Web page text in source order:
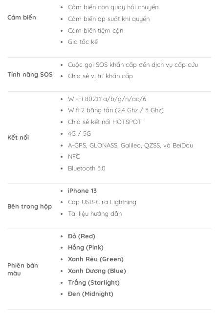
Cảm biến
Cảm biến con quay hồi chuyển
Cảm biến áp suất khí quyển
Cảm biến tiệm cận
Gia tốc kế
Tính năng SOS
Cuộc gọi SOS khẩn cấp đến dịch vụ cấp cứu
Chia sẻ vị trí khẩn cấp
Kết nối
Wi-Fi 802.11 a/b/g/n/ac/6
Wifi 2 băng tần (2.4 Ghz / 5 Ghz)
Chia sẻ kết nối HOTSPOT
4G / 5G
A-GPS, GLONASS, Galileo, QZSS, và BeiDou
NFC
Bluetooth 5.0
Bên trong hộp
iPhone 13
Cáp USB-C ra Lightning
Tài liệu hướng dẫn
Phiên bản
màu
Đỏ (Red)
Hồng (Pink)
Xanh Rêu (Green)
Xanh Dương (Blue)
Trắng (Starlight)
Đen (Midnight)